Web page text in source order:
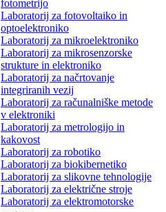
fotometrijo
Laboratorij za fotovoltaiko in
optoelektroniko
Laboratorij za mikroelektroniko
Laboratorij za mikrosenzorske
strukture in elektroniko
Laboratorij za načrtovanje
integriranih vezij
Laboratorij za računalniške metode
v elektroniki
Laboratorij za metrologijo in
kakovost
Laboratorij za robotiko
Laboratorij za biokibernetiko
Laboratorij za slikovne tehnologije
Laboratorij za električne stroje
Laboratorij za elektromotorske